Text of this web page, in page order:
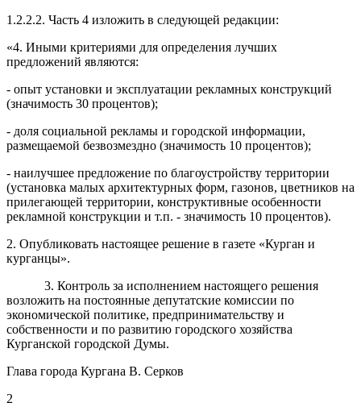
1.2.2.2. Часть 4 изложить в следующей редакции:
«4. Иными критериями для определения лучших
предложений являются:
- опыт установки и эксплуатации рекламных конструкций
(значимость 30 процентов);
- доля социальной рекламы и городской информации,
размещаемой безвозмездно (значимость 10 процентов);
- наилучшее предложение по благоустройству территории
(установка малых архитектурных форм, газонов, цветников на
прилегающей территории, конструктивные особенности
рекламной конструкции и т.п. - значимость 10 процентов).
2. Опубликовать настоящее решение в газете «Курган и
курганцы».
3. Контроль за исполнением настоящего решения
возложить на постоянные депутатские комиссии по
экономической политике, предпринимательству и
собственности и по развитию городского хозяйства
Курганской городской Думы.
Глава города Кургана В. Серков
2